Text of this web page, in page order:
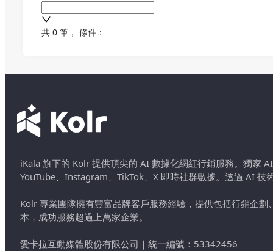
共 0 筆 ， 條件：
iKala 旗下的 Kolr 提供頂尖的 AI 數據化網紅行銷服務。獨家
YouTube、Instagram、TikTok、X 即時社群數據。透過 AI
Kolr 專業團隊擁有豐富品牌客戶服務經驗，提供包括行銷企
本，成功服務超過上萬家企業。
愛卡拉互動媒體股份有限公司 ｜ 統一編號：53342456